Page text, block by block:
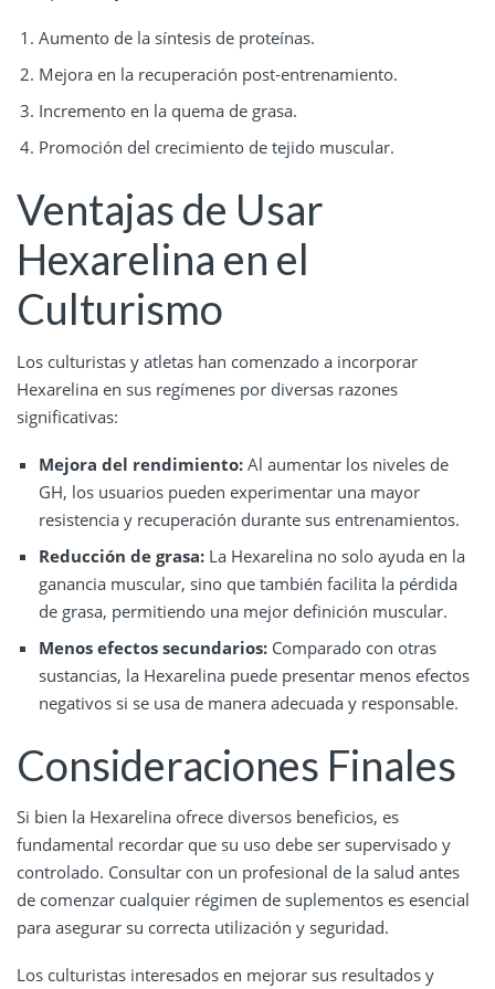
Aumento de la síntesis de proteínas.
Mejora en la recuperación post-entrenamiento.
Incremento en la quema de grasa.
Promoción del crecimiento de tejido muscular.
Ventajas de Usar
Hexarelina en el
Culturismo
Los culturistas y atletas han comenzado a incorporar
Hexarelina en sus regímenes por diversas razones
significativas:
Mejora del rendimiento: Al aumentar los niveles de
GH, los usuarios pueden experimentar una mayor
resistencia y recuperación durante sus entrenamientos.
Reducción de grasa: La Hexarelina no solo ayuda en la
ganancia muscular, sino que también facilita la pérdida
de grasa, permitiendo una mejor definición muscular.
Menos efectos secundarios: Comparado con otras
sustancias, la Hexarelina puede presentar menos efectos
negativos si se usa de manera adecuada y responsable.
Consideraciones Finales
Si bien la Hexarelina ofrece diversos beneficios, es
fundamental recordar que su uso debe ser supervisado y
controlado. Consultar con un profesional de la salud antes
de comenzar cualquier régimen de suplementos es esencial
para asegurar su correcta utilización y seguridad.
Los culturistas interesados en mejorar sus resultados y